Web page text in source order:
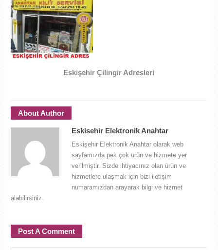
Eskişehir Çilingir Adresleri
About Author
Eskisehir Elektronik Anahtar
Eskişehir Elektronik Anahtar olarak web
sayfamızda pek çok ürün ve hizmete yer
verilmiştir. Sizde ihtiyacınız olan ürün ve
hizmetlere ulaşmak için bizi iletişim
numaramızdan arayarak bilgi ve hizmet
alabilirsiniz.
Post A Comment